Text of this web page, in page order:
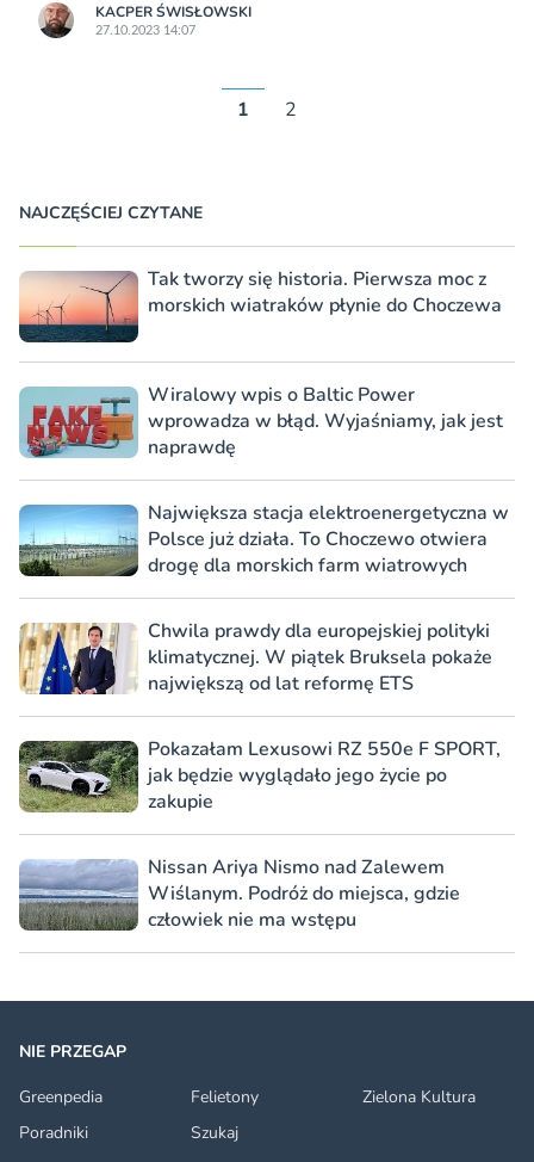
KACPER ŚWISŁO­WSKI
27.10.2023 14:07
1 2
NAJCZĘŚCIEJ CZYTANE
Tak tworzy się historia. Pierwsza moc z
morskich wiatraków płynie do Choczewa
Wiralowy wpis o Baltic Power
wprowadza w błąd. Wyjaśniamy, jak jest
naprawdę
Największa stacja elektroenergetyczna w
Polsce już działa. To Choczewo otwiera
drogę dla morskich farm wiatrowych
Chwila prawdy dla europejskiej polityki
klimatycznej. W piątek Bruksela pokaże
największą od lat reformę ETS
Pokazałam Lexusowi RZ 550e F SPORT,
jak będzie wyglądało jego życie po
zakupie
Nissan Ariya Nismo nad Zalewem
Wiślanym. Podróż do miejsca, gdzie
człowiek nie ma wstępu
NIE PRZEGAP
Greenpedia
Felietony
Zielona Kultura
Poradniki
Szukaj